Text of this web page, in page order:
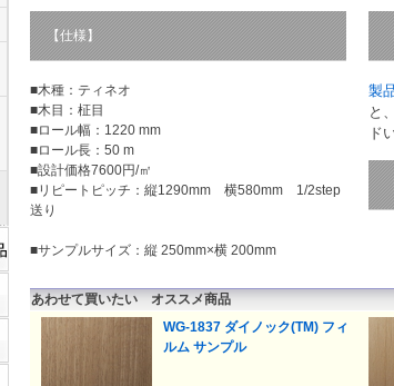
【仕様】
■木種：ティネオ
■木目：柾目
■ロール幅：1220 mm
■ロール長：50 m
■設計価格7600円/㎡
■リピートピッチ：縦1290mm 横580mm 1/2step
送り
■サンプルサイズ：縦 250mm×横 200mm
製
と
ド
あわせて買いたい オススメ商品
WG-1837 ダイノック(TM) フィ
ルム サンプル